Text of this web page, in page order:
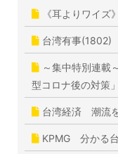
《耳よりワイズ
台湾有事(1802)
～集中特別連載
型コロナ後の対策
台湾経済 潮流
KPMG 分かる